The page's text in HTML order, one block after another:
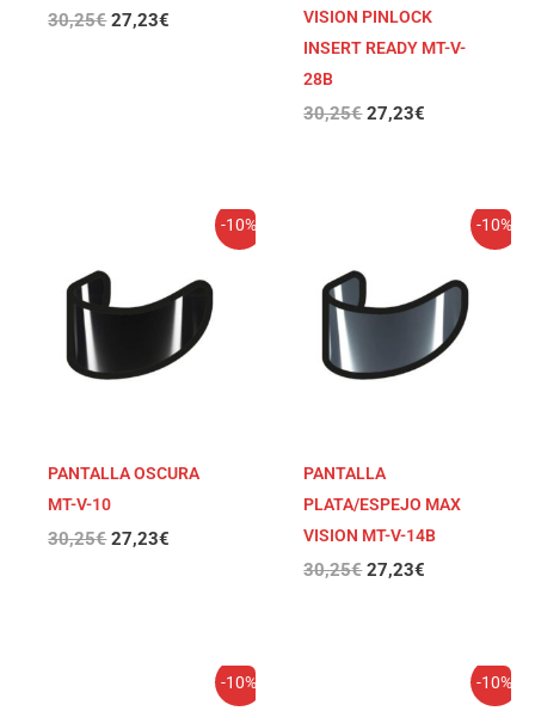
30,25€ 27,23€
VISION PINLOCK
INSERT READY MT-V-
28B
30,25€ 27,23€
-10%
PANTALLA OSCURA
MT-V-10
30,25€
era:
30,25€.
27,23€
precio
es:
27,23€.
-10%
PANTALLA
PLATA/ESPEJO MAX
VISION MT-V-14B
30,25€
era:
30,25€.
27,23€
precio
es:
27,23€.
-10%
precio
-10%
precio